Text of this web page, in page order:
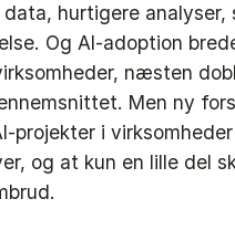
hurtigere analyser,
Og AI-adoption
næsten
Men ny
projekter i
og at kun en lille del